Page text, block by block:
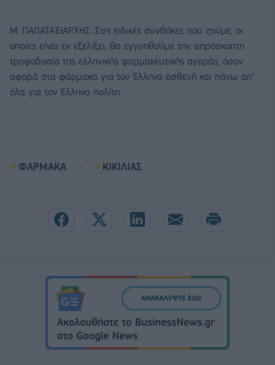
Μ. ΠΑΠΑΤΑΞΙΑΡΧΗΣ: Στις ειδικές συνθήκες που ζούμε, οι
οποίες είναι εν εξελίξει, θα εγγυηθούμε την απρόσκοπτη
τροφοδοσία της ελληνικής φαρμακευτικής αγοράς, όσον
αφορά στα φάρμακα για τον Έλληνα ασθενή και πάνω απ’
όλα για τον Έλληνα πολίτη.
ΦΑΡΜΑΚΑ ΚΙΚΙΛΙΑΣ